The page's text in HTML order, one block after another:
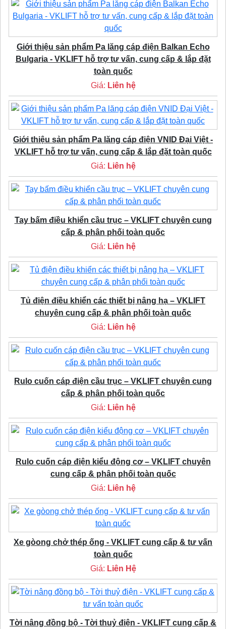
Giới thiệu sản phẩm Pa lăng cáp điện Balkan Echo
Bulgaria - VKLIFT hỗ trợ tư vấn, cung cấp & lắp đặt
toàn quốc
Giá: Liên hệ
Giới thiệu sản phẩm Pa lăng cáp điện VNID Đại Việt -
VKLIFT hỗ trợ tư vấn, cung cấp & lắp đặt toàn quốc
Giá: Liên hệ
Tay bấm điều khiển cầu trục – VKLIFT chuyên cung
cấp & phân phối toàn quốc
Giá: Liên hệ
Tủ điện điều khiển các thiết bị nâng hạ – VKLIFT
chuyên cung cấp & phân phối toàn quốc
Giá: Liên hệ
Rulo cuốn cáp điện cầu trục – VKLIFT chuyên cung
cấp & phân phối toàn quốc
Giá: Liên hệ
Rulo cuốn cáp điện kiểu động cơ – VKLIFT chuyên
cung cấp & phân phối toàn quốc
Giá: Liên hệ
Xe gòong chở thép ống - VKLIFT cung cấp & tư vấn
toàn quốc
Giá: Liên Hệ
Tời nâng đồng bộ - Tời thuỷ điện - VKLIFT cung cấp &